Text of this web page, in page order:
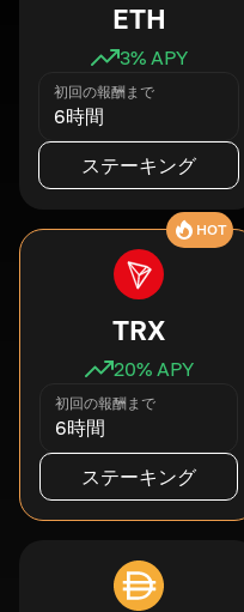
ETH
3% APY
初回の報酬まで
6時間
ステーキング
HOT
TRX
20% APY
初回の報酬まで
6時間
ステーキング